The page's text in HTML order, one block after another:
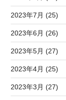
2023年7月 (25)
2023年6月 (26)
2023年5月 (27)
2023年4月 (25)
2023年3月 (27)